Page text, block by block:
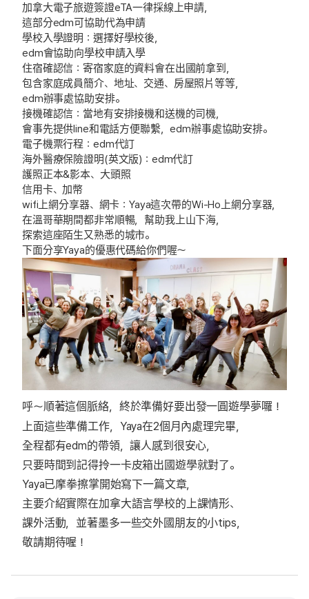
加拿大電子旅遊簽證eTA一律採線上申請，
這部分edm可協助代為申請
學校入學證明：選擇好學校後，
edm會協助向學校申請入學
住宿確認信：寄宿家庭的資料會在出國前拿到，
包含家庭成員簡介、地址、交通、房屋照片等等，
edm辦事處協助安排。
接機確認信：當地有安排接機和送機的司機，
會事先提供line和電話方便聯繫，edm辦事處協助安排。
電子機票行程：edm代訂
海外醫療保險證明(英文版)：edm代訂
護照正本&影本、大頭照
信用卡、加幣
wifi上網分享器、網卡：Yaya這次帶的Wi-Ho上網分享器，
在溫哥華期間都非常順暢，幫助我上山下海，
探索這座陌生又熟悉的城市。
下面分享Yaya的優惠代碼給你們喔～
呼～順著這個脈絡，終於準備好要出發一圓遊學夢囉！
上面這些準備工作，Yaya在2個月內處理完畢，
全程都有edm的帶領，讓人感到很安心，
只要時間到記得拎一卡皮箱出國遊學就對了。
Yaya已摩拳擦掌開始寫下一篇文章，
主要介紹實際在加拿大語言學校的上課情形、
課外活動，並著墨多一些交外國朋友的小tips，
敬請期待喔！